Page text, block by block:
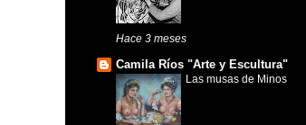
Hace 3 meses
Camila Ríos "Arte y Escultura"
Las musas de Minos